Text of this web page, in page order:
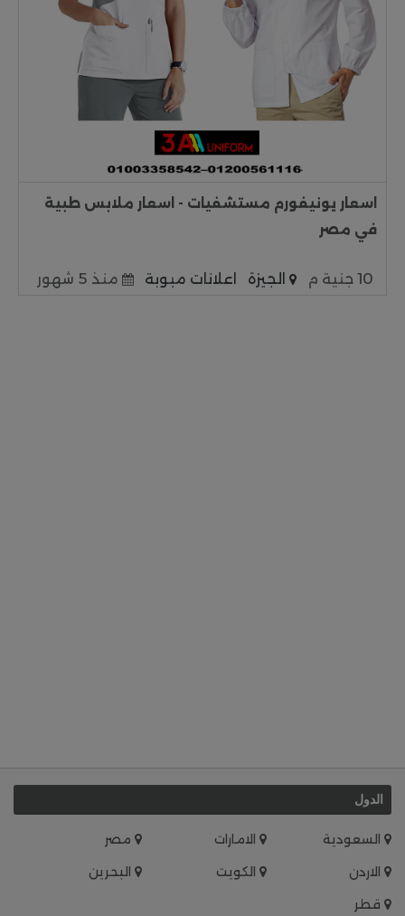
اسعار يونيفورم مستشفيات - اسعار ملابس طبية
في مصر
10 جنية م الجيزة اعلانات مبوبة منذ 5 شهور
الدول
السعودية الامارات
مصر
الاردن
الكويت
البحرين
قطر